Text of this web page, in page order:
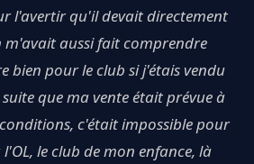
l'avertir qu'il devait directement
m'avait aussi fait comprendre
bien pour le club si j'étais vendu
que ma vente était prévue à
conditions, c'était impossible pour
le club de mon enfance, là